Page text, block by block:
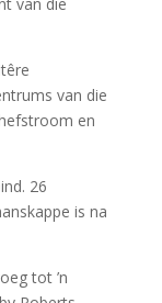
van die
en
26
is na
tot ’n